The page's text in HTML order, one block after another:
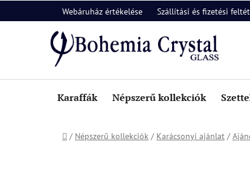
a
Webáruház értékelése Szállítási és fizetési
Karaffák Népszerű kollekciók
Kezdőlap
/ Népszerű kollekciók / Karácsonyi ajánlat /